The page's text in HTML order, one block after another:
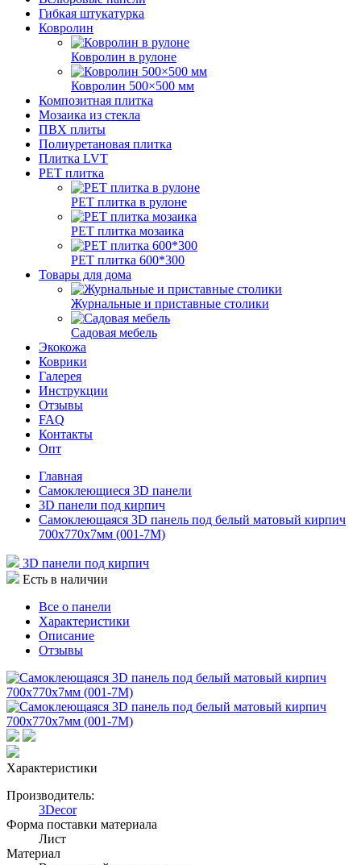
Гибкая штукатурка
Ковролин
Ковролин в рулоне
Ковролин 500×500 мм
Композитная плитка
Мозаика из стекла
ПВХ плиты
Полиуретановая плитка
Плитка LVT
РЕТ плитка
РЕТ плитка в рулоне
РЕТ плитка мозаика
РЕТ плитка 600*300
Товары для дома
Журнальные и приставные столики
Садовая мебель
Экокожа
Коврики
Галерея
Инструкции
Отзывы
FAQ
Контакты
Опт
Главная
Самоклеющиеся 3D панели
3D панели под кирпич
Самоклеющаяся 3D панель под белый матовый кирпич
700x770x7мм (001-7М)
3D панели под кирпич
Есть в наличии
Все о панели
Характеристики
Описание
Отзывы
Характеристики
Производитель:
3Decor
Форма поставки материала
Лист
Материал